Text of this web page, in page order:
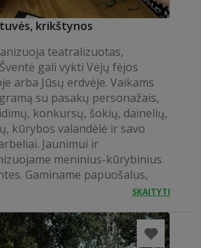
krikštynos
teatralizuotas,
gali vykti Vėjų fėjos
arba Jūsų erdvėje. Vaikams
su pasakų personažais,
konkursų, šokių, dainelių,
kūrybos valandėlė ir savo
Jaunimui ir
meninius-kūrybinius
Gaminame papuošalus,
SKAITYTI